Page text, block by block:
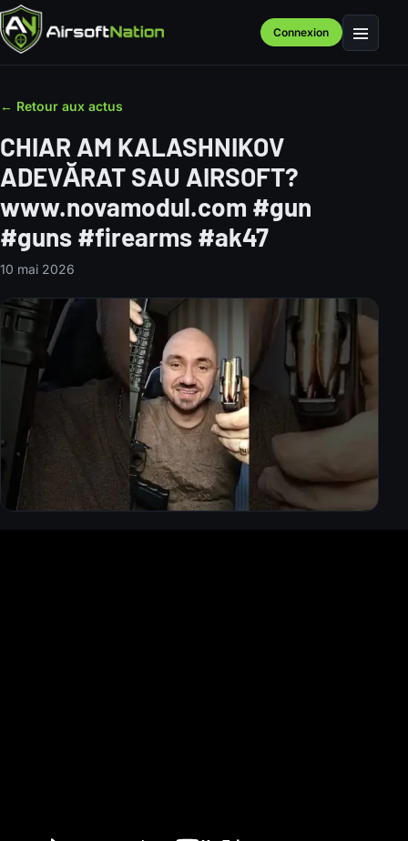
Connexion Menu
← Retour aux actus
CHIAR AM KALASHNIKOV
ADEVĂRAT SAU AIRSOFT?
www.novamodul.com #gun
#guns #firearms #ak47
10 mai 2026